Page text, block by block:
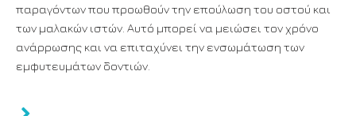
παραγόντων που προωθούν την επούλωση του οστού και
των μαλακών ιστών. Αυτό μπορεί να μειώσει τον χρόνο
ανάρρωσης και να επιταχύνει την ενσωμάτωση των
εμφυτευμάτων δοντιών.